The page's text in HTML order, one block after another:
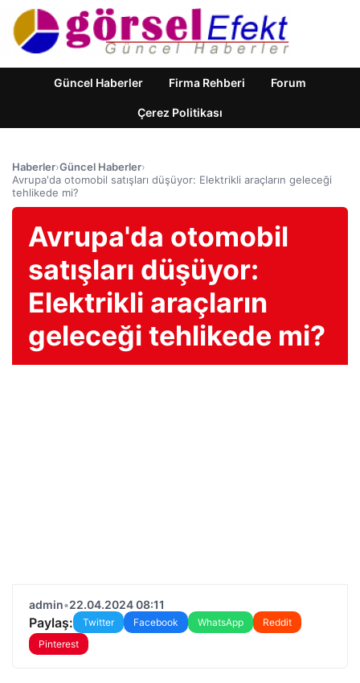
Güncel Haberler Firma Rehberi Forum
Çerez Politikası
Haberler›Güncel Haberler›
Avrupa'da otomobil satışları düşüyor: Elektrikli araçların geleceği
tehlikede mi?
Avrupa'da otomobil
satışları düşüyor:
Elektrikli araçların
geleceği tehlikede mi?
admin•22.04.2024 08:11
Paylaş: Twitter Facebook WhatsApp
Reddit
Pinterest